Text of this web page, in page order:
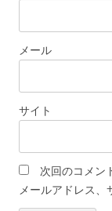
メール
サイト
次回のコメン
メールアドレス、